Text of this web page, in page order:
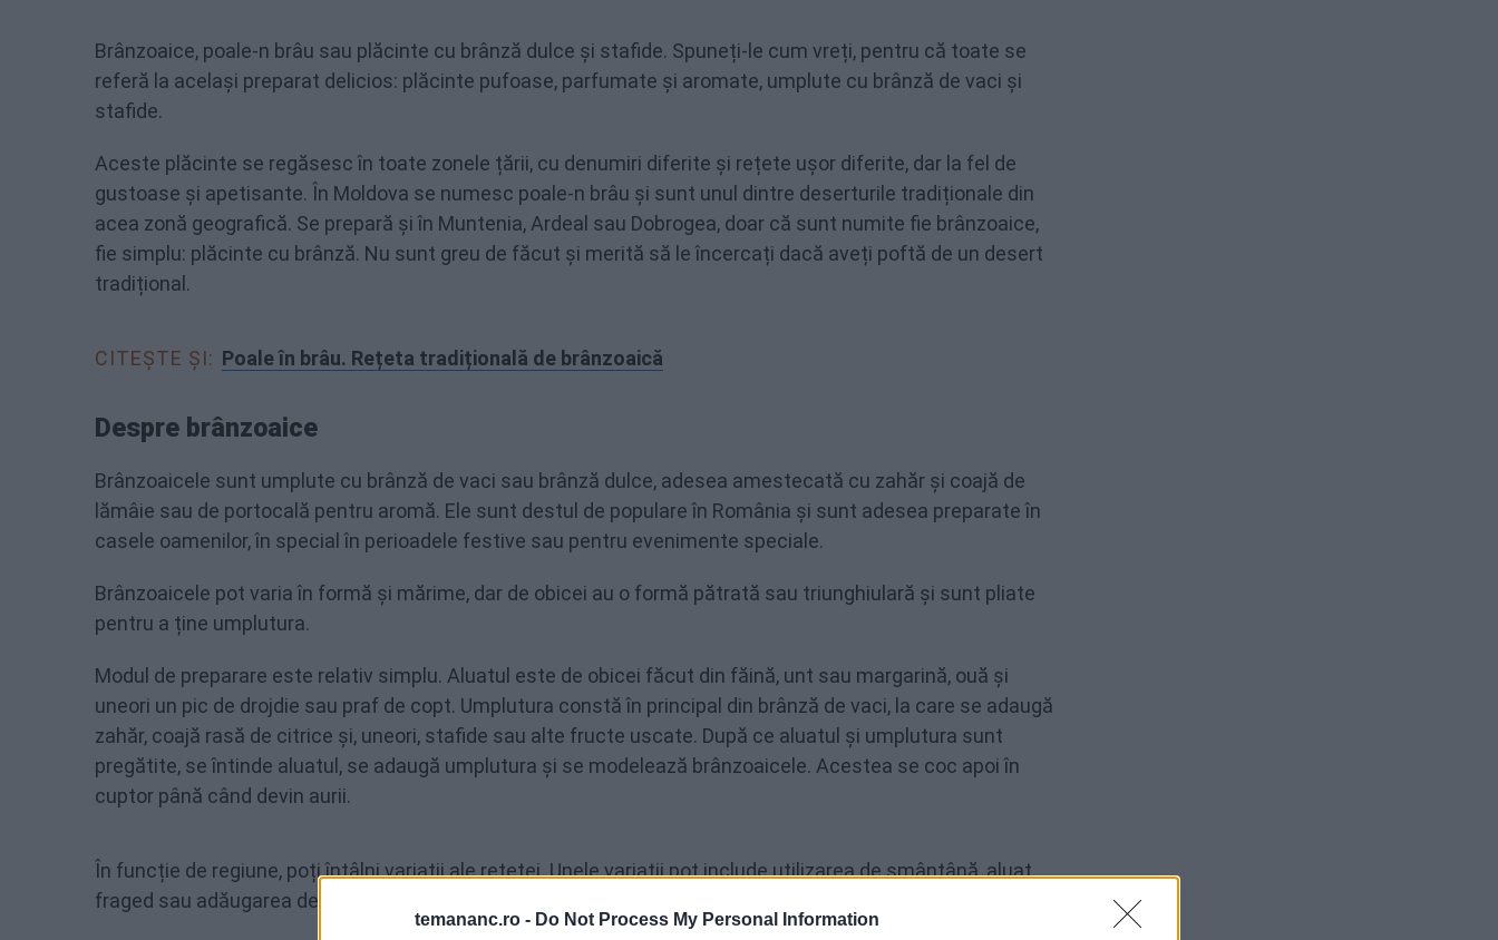
temananc.ro - Do Not Process My Personal Information
Brânzoaice, poale-n brâu sau plăcinte cu brânză dulce și stafide. Spuneți-le cum vreți, pentru că toate se
referă la același preparat delicios: plăcinte pufoase, parfumate și aromate, umplute cu brânză de vaci și
stafide.
Aceste plăcinte se regăsesc în toate zonele țării, cu denumiri diferite și rețete ușor diferite, dar la fel de
gustoase și apetisante. În Moldova se numesc poale-n brâu și sunt unul dintre deserturile tradiționale din
acea zonă geografică. Se prepară și în Muntenia, Ardeal sau Dobrogea, doar că sunt numite fie brânzoaice,
fie simplu: plăcinte cu brânză. Nu sunt greu de făcut și merită să le încercați dacă aveți poftă de un desert
tradițional.
CITEȘTE ȘI: Poale în brâu. Rețeta tradițională de brânzoaică
Despre brânzoaice
Brânzoaicele sunt umplute cu brânză de vaci sau brânză dulce, adesea amestecată cu zahăr și coajă de
lămâie sau de portocală pentru aromă. Ele sunt destul de populare în România și sunt adesea preparate în
casele oamenilor, în special în perioadele festive sau pentru evenimente speciale.
Brânzoaicele pot varia în formă și mărime, dar de obicei au o formă pătrată sau triunghiulară și sunt pliate
pentru a ține umplutura.
Modul de preparare este relativ simplu. Aluatul este de obicei făcut din făină, unt sau margarină, ouă și
uneori un pic de drojdie sau praf de copt. Umplutura constă în principal din brânză de vaci, la care se adaugă
zahăr, coajă rasă de citrice și, uneori, stafide sau alte fructe uscate. După ce aluatul și umplutura sunt
pregătite, se întinde aluatul, se adaugă umplutura și se modelează brânzoaicele. Acestea se coc apoi în
cuptor până când devin aurii.
În funcție de regiune, poți întâlni variații ale rețetei. Unele variații pot include utilizarea de smântână, aluat
fraged sau adăugarea de vanilie în umplutură pentru un gust suplimentar.